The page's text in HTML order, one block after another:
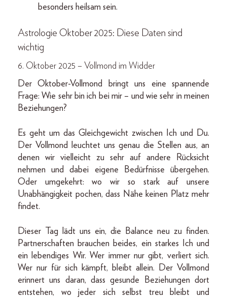
besonders heilsam sein.
Astrologie Oktober 2025: Diese Daten sind
wichtig
6. Oktober 2025 – Vollmond im Widder
Der Oktober-Vollmond bringt uns eine spannende
Frage: Wie sehr bin ich bei mir – und wie sehr in meinen
Beziehungen?
Es geht um das Gleichgewicht zwischen Ich und Du.
Der Vollmond leuchtet uns genau die Stellen aus, an
denen wir vielleicht zu sehr auf andere Rücksicht
nehmen und dabei eigene Bedürfnisse übergehen.
Oder umgekehrt: wo wir so stark auf unsere
Unabhängigkeit pochen, dass Nähe keinen Platz mehr
findet.
Dieser Tag lädt uns ein, die Balance neu zu finden.
Partnerschaften brauchen beides, ein starkes Ich und
ein lebendiges Wir. Wer immer nur gibt, verliert sich.
Wer nur für sich kämpft, bleibt allein. Der Vollmond
erinnert uns daran, dass gesunde Beziehungen dort
entstehen, wo jeder sich selbst treu bleibt und